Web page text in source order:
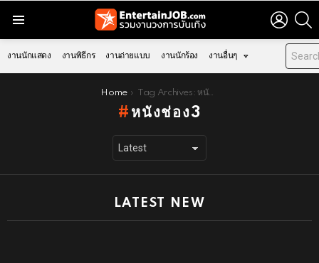
LOGIN
งานนักแสดง งานพิธีกร งานถ่ายแบบ งานนักร้อง งานอื่นๆ
Home Tag Archives: หนังช่อง3
หนังช่อง3
LATEST NEW